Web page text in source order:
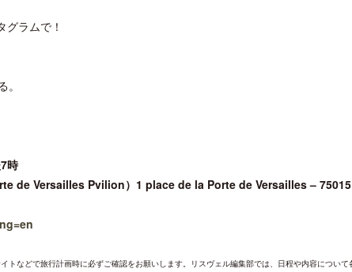
ラムで！
時
de Versailles Pvilion）1 place de la Porte de Versailles –
トなどで旅行計画時に必ずご確認をお願いします。リスヴェル編集部では、日程や内容について
ニーゆかりのスポット10選を紹介